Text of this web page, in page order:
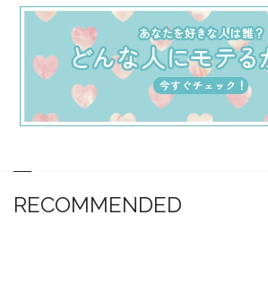
RECOMMENDED